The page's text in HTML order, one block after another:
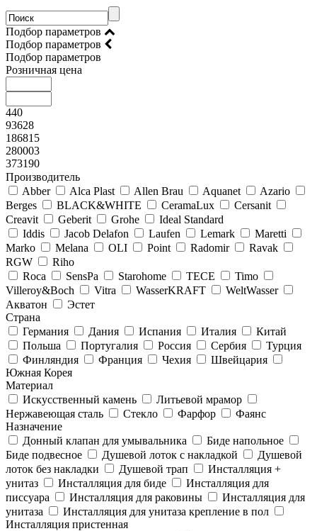
Подбор параметров
Подбор параметров
Подбор параметров
Розничная цена
440
93628
186815
280003
373190
Производитель
Abber
Alca Plast Allen Brau Aquanet
Azario
Berges
BLACK&WHITE CeramaLux
Cersanit
Creavit
Geberit Grohe
Ideal Standard
Iddis
Jacob Delafon Laufen Lemark
Maretti
Marko
Melana OLI Point Radomir
Ravak
RGW
Riho
Roca
SensPa Starohome TECE
Timo
Villeroy&Boсh
Vitra WasserKRAFT
WeltWasser
Акватон
Эстет
Страна
Германия
Дания Испания Италия
Китай
Польша
Португалия Россия Сербия
Турция
Финляндия
Франция Чехия
Швейцария
Южная Корея
Материал
Искусственный камень
Литьевой мрамор
Нержавеющая сталь
Стекло Фарфор
Фаянс
Назначение
Донный клапан для умывальника
Биде напольное
Биде подвесное
Душевой лоток с накладкой
Душевой
лоток без накладки
Душевой трап
Инсталляция +
унитаз
Инсталляция для биде
Инсталляция для
писсуара
Инсталляция для раковины
Инсталляция для
унитаза
Инсталляция для унитаза крепление в пол
Инсталляция пристенная